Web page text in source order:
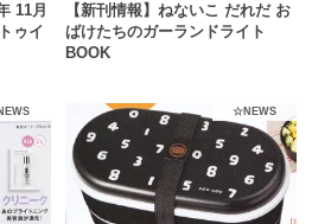
11月
ゥイ
【新刊情報】ねないこ だれだ お
ばけたちのガーランドライト
BOOK
☆NEWS